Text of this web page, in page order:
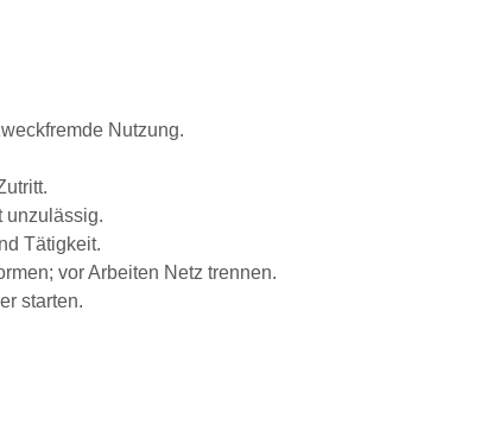
Nutzung.
unzulässig.
Tätigkeit.
vor Arbeiten Netz trennen.
starten.